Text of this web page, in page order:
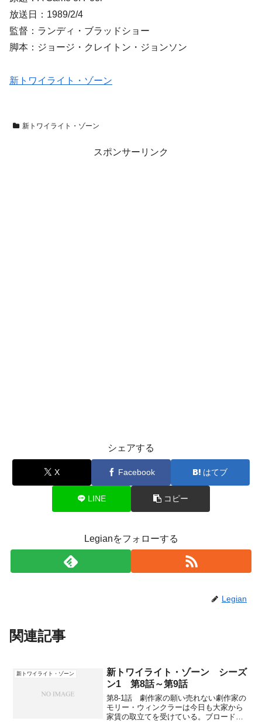
放送日：1989/2/4
監督：ランディ・ブラッドショー
脚本：ジョージ・クレイトン・ジョンソン
新トワイライト・ゾーン
新トワイライト・ゾーン
スポンサーリンク
シェアする
X Facebook はてブ
LINE コピー
Legianをフォローする
Legian
関連記事
新トワイライト・ゾーン
新トワイライト・ゾーン シーズ
ン1 第8話～第9話
第8-1話 劇作家の願い売れない劇作家の
モリー・ウィンクラーは今日も大家から
家賃の取立てを受けている。ブロードウ